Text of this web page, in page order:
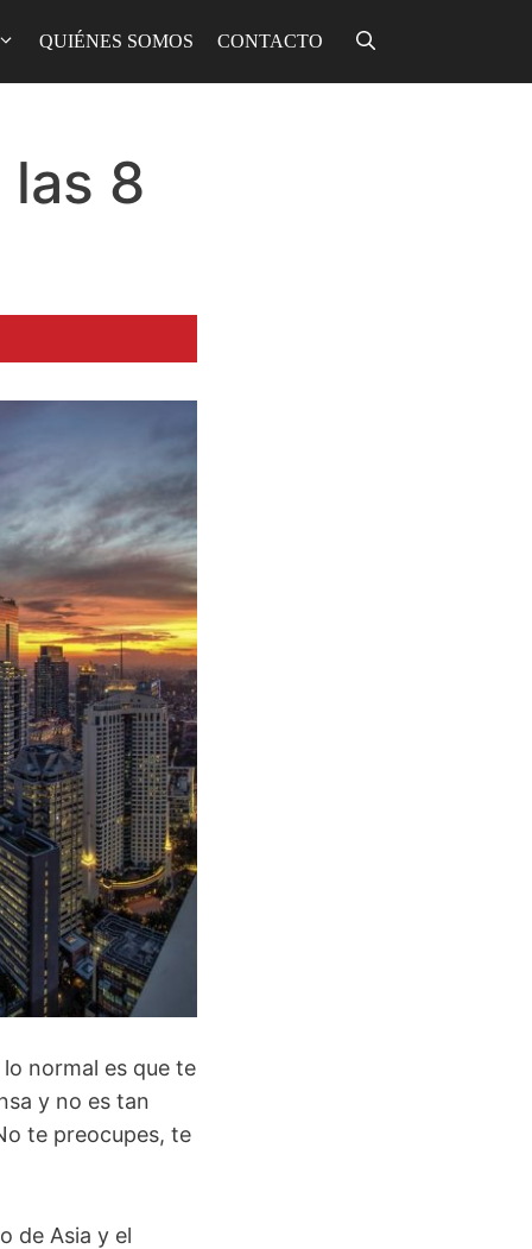
QUIÉNES SOMOS CONTACTO
8
normal es que te
y no es tan
te preocupes, te
de Asia y el